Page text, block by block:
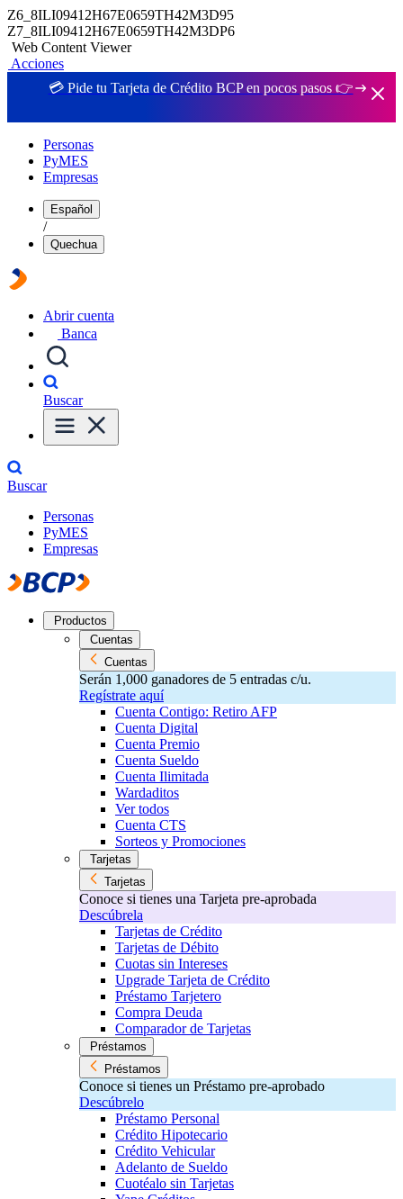
Z6_8ILI09412H67E0659TH42M3D95
Z7_8ILI09412H67E0659TH42M3DP6
Web Content Viewer
Acciones
💳 Pide tu Tarjeta de Crédito BCP en pocos pasos 👉
Personas
PyMES
Empresas
Español
/
Quechua
Abrir cuenta
Banca
Buscar
Buscar
Personas
PyMES
Empresas
Productos
Cuentas
Cuentas
Serán 1,000 ganadores de 5 entradas c/u.
Regístrate aquí
Cuenta Contigo: Retiro AFP
Cuenta Digital
Cuenta Premio
Cuenta Sueldo
Cuenta Ilimitada
Wardaditos
Ver todos
Cuenta CTS
Sorteos y Promociones
Tarjetas
Tarjetas
Conoce si tienes una Tarjeta pre-aprobada
Descúbrela
Tarjetas de Crédito
Tarjetas de Débito
Cuotas sin Intereses
Upgrade Tarjeta de Crédito
Préstamo Tarjetero
Compra Deuda
Comparador de Tarjetas
Préstamos
Préstamos
Conoce si tienes un Préstamo pre-aprobado
Descúbrelo
Préstamo Personal
Crédito Hipotecario
Crédito Vehicular
Adelanto de Sueldo
Cuotéalo sin Tarjetas